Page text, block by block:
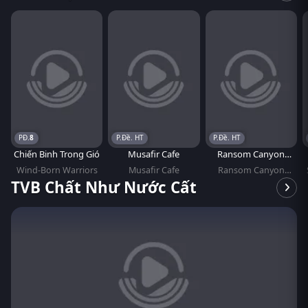
8
Chiến Binh Trong Gió
Wind-Born Warriors
P.Đề. HT
Musafir Cafe
Musafir Cafe
P.Đề. HT
Ransom Canyon
(Phần 2)
Ransom Canyon
TVB Chất Như Nước Cất